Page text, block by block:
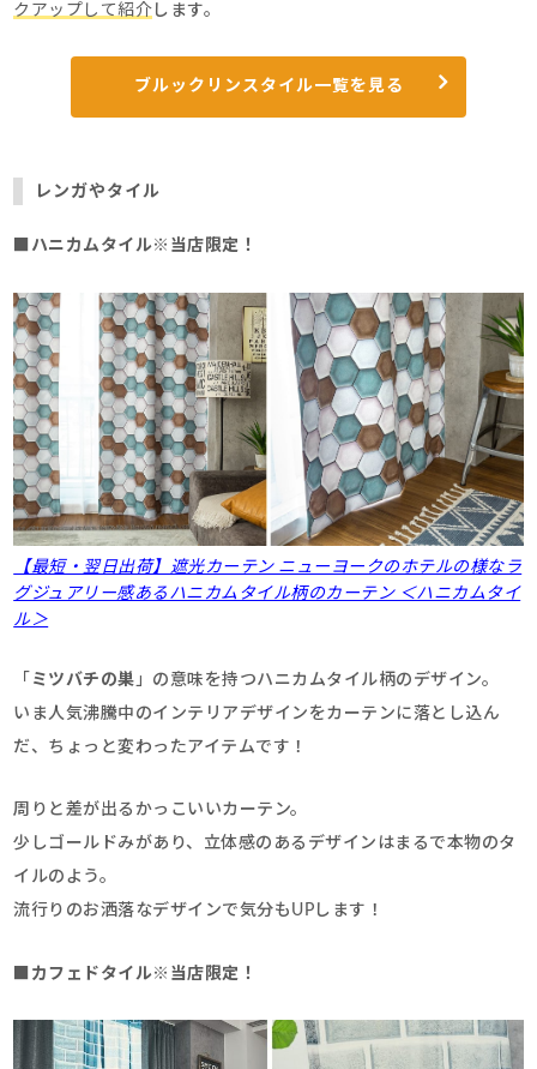
クアップして紹介 します。
ブルックリンスタイル一覧を見る
レンガやタイル
■ハニカムタイル※当店限定！
【最短・翌日出荷】遮光カーテン ニューヨークのホテルの様なラ
グジュアリー感あるハニカムタイル柄のカーテン ＜ハニカムタイ
ル＞
「 ミツバチの巣 」の意味を持つハニカムタイル柄のデザイン。
いま人気沸騰中のインテリアデザインをカーテンに落とし込ん
だ、ちょっと変わったアイテムです！
周りと差が出るかっこいいカーテン。
少しゴールドみがあり、立体感のあるデザインはまるで本物のタ
イルのよう。
流行りのお洒落なデザインで気分もUPします！
カフェドタイル※当店限定！